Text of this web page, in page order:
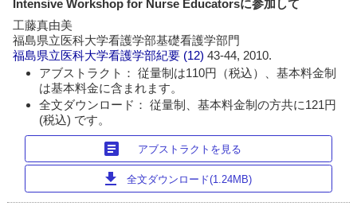
Intensive Workshop for Nurse Educatorsに参加して
工藤真由美
福島県立医科大学看護学部基礎看護学部門
福島県立医科大学看護学部紀要 (12)43-44, 2010.
アブストラクト： 従量制は110円（税込）、基本料金制
は基本料金に含まれます。
全文ダウンロード： 従量制、基本料金制の方共に121円
(税込) です。
article アブストラクトを見る
download 全文ダウンロード(1.24MB)